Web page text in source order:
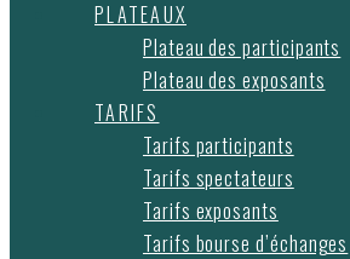
PLATEAUX
Plateau des participants
Plateau des exposants
TARIFS
Tarifs participants
Tarifs spectateurs
Tarifs exposants
Tarifs bourse d’échanges